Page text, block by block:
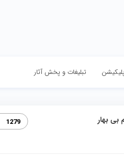
تبلیغات و پخش آثار
بی بهار 1279